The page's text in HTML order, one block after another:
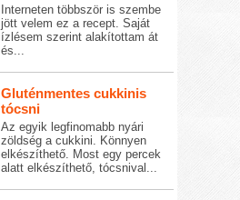
Interneten többször is szembe
jött velem ez a recept. Saját
ízlésem szerint alakítottam át
és...
Gluténmentes cukkinis
tócsni
Az egyik legfinomabb nyári
zöldség a cukkini. Könnyen
elkészíthető. Most egy percek
alatt elkészíthető, tócsnival...